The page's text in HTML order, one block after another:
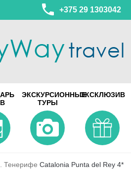
+375 29 1303042
45-547
Coral Travel
1 пом.37
пом.487
ЭКСКУРСИОННЫЕ
ТУРЫ
ЭКСКЛЮЗИВ
Тенерифе Catalonia Punta del Rey 4*